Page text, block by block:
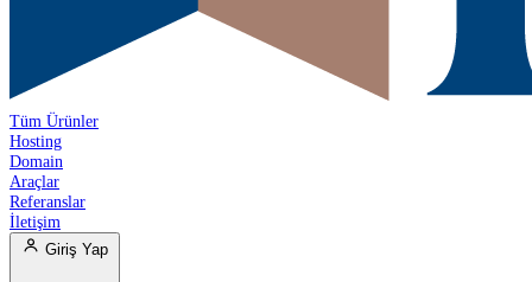
Tüm Ürünler
Hosting
Domain
Araçlar
Referanslar
İletişim
Giriş Yap